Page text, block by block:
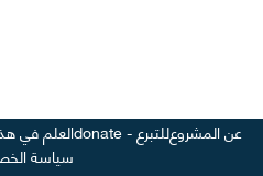
عن المشروعللتبرع - donate العلم في
سياسة